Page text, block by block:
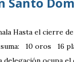
Hasta el cierre
suma: 10 oros 16